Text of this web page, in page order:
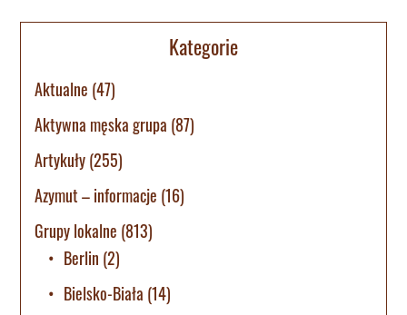
Kategorie
Aktualne (47)
Aktywna męska grupa (87)
Artykuły(255)
Azymut – informacje (16)
Grupy lokalne (813)
Berlin (2)
Bielsko-Biała (14)